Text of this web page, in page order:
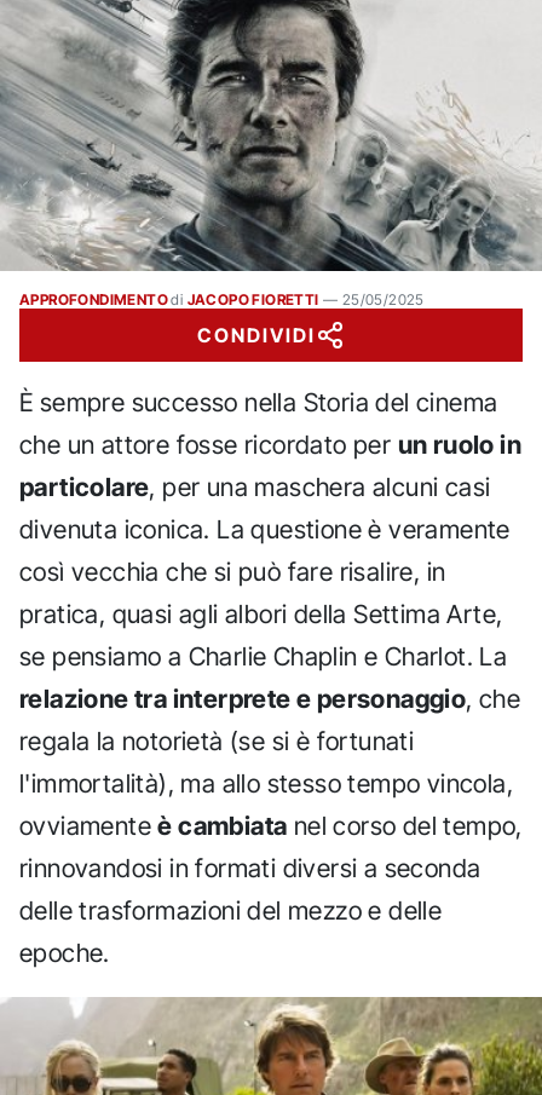
APPROFONDIMENTOdi JACOPO FIORETTI — 25/05/2025
CONDIVIDI
È sempre successo nella Storia del cinema
che un attore fosse ricordato per un ruolo in
particolare, per una maschera alcuni casi
divenuta iconica. La questione è veramente
così vecchia che si può fare risalire, in
pratica, quasi agli albori della Settima Arte,
se pensiamo a Charlie Chaplin e Charlot. La
relazione tra interprete e personaggio, che
regala la notorietà (se si è fortunati
l'immortalità), ma allo stesso tempo vincola,
ovviamenteè cambiata nel corso del tempo,
rinnovandosi in formati diversi a seconda
delle trasformazioni del mezzo e delle
epoche.